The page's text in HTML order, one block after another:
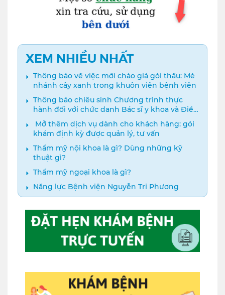
XEM NHIỀU NHẤT
Thông báo về việc mời chào giá gói thầu: Mé
nhánh cây xanh trong khuôn viên bệnh viện
Thông báo chiêu sinh Chương trình thực
hành đối với chức danh Bác sĩ y khoa và Điều
dưỡng năm 2024
️ Mở thêm dịch vụ dành cho khách hàng: gói
khám định kỳ được quản lý, tư vấn
Thẩm mỹ nội khoa là gì? Dùng những kỹ
thuật gì?
Thẩm mỹ ngoại khoa là gì?
Năng lực Bệnh viện Nguyễn Tri Phương